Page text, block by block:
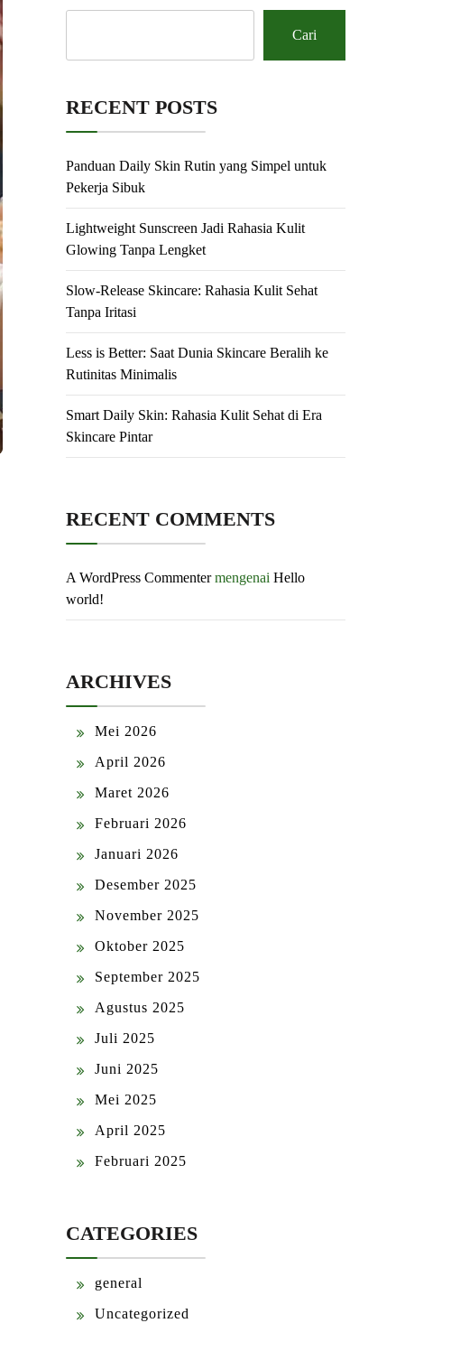
Cari
RECENT POSTS
Panduan Daily Skin Rutin yang Simpel untuk
Pekerja Sibuk
Lightweight Sunscreen Jadi Rahasia Kulit
Glowing Tanpa Lengket
Slow-Release Skincare: Rahasia Kulit Sehat
Tanpa Iritasi
Less is Better: Saat Dunia Skincare Beralih ke
Rutinitas Minimalis
Smart Daily Skin: Rahasia Kulit Sehat di Era
Skincare Pintar
RECENT COMMENTS
A WordPress Commentermengenai Hello
world!
ARCHIVES
Mei 2026
April 2026
Maret 2026
Februari 2026
Januari 2026
Desember 2025
November 2025
Oktober 2025
September 2025
Agustus 2025
Juli 2025
Juni 2025
Mei 2025
April 2025
Februari 2025
CATEGORIES
general
Uncategorized